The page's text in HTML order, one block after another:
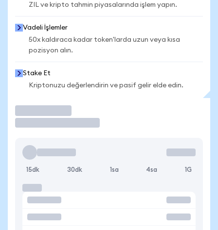
ZIL ve kripto tahmin piyasalarında işlem yapın.
Vadeli İşlemler
50x kaldıraca kadar token'larda uzun veya kısa
pozisyon alın.
Stake Et
Kriptonuzu değerlendirin ve pasif gelir elde edin.
15dk 30dk 1sa 4sa 1G